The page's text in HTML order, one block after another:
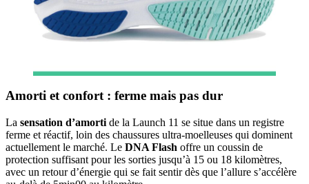
Amorti et confort : ferme mais pas dur
La sensation d’amorti de la Launch 11 se situe dans un registre
ferme et réactif, loin des chaussures ultra-moelleuses qui dominent
actuellement le marché. Le DNA Flash offre un coussin de
protection suffisant pour les sorties jusqu’à 15 ou 18 kilomètres,
avec un retour d’énergie qui se fait sentir dès que l’allure s’accélère